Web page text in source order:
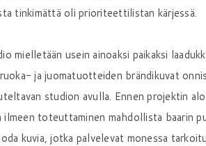
tinkimättä oli prioriteettilistan kärjessä.
mielletään usein ainoaksi paikaksi
ja juomatuotteiden brändikuvat
studion avulla. Ennen projektin
toteuttaminen mahdollista baarin
kuvia, jotka palvelevat monessa